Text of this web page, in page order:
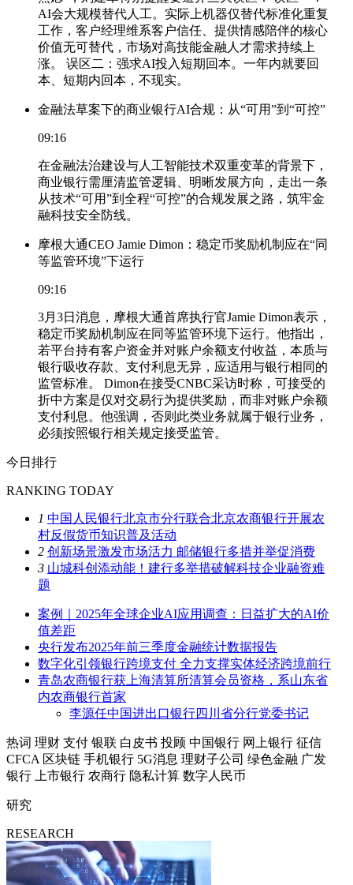
AI会大规模替代人工。实际上机器仅替代标准化重复
工作，客户经理维系客户信任、提供情感陪伴的核心
价值无可替代，市场对高技能金融人才需求持续上
涨。 误区二：强求AI投入短期回本。一年内就要回
本、短期内回本，不现实。
金融法草案下的商业银行AI合规：从“可用”到“可控”
09:16
在金融法治建设与人工智能技术双重变革的背景下，
商业银行需厘清监管逻辑、明晰发展方向，走出一条
从技术“可用”到全程“可控”的合规发展之路，筑牢金
融科技安全防线。
摩根大通CEO Jamie Dimon：稳定币奖励机制应在“同
等监管环境”下运行
09:16
3月3日消息，摩根大通首席执行官Jamie Dimon表示，
稳定币奖励机制应在同等监管环境下运行。他指出，
若平台持有客户资金并对账户余额支付收益，本质与
银行吸收存款、支付利息无异，应适用与银行相同的
监管标准。 Dimon在接受CNBC采访时称，可接受的
折中方案是仅对交易行为提供奖励，而非对账户余额
支付利息。他强调，否则此类业务就属于银行业务，
必须按照银行相关规定接受监管。
今日排行
RANKING TODAY
1 中国人民银行北京市分行联合北京农商银行开展农
村反假货币知识普及活动
2 创新场景激发市场活力 邮储银行多措并举促消费
3 山城科创添动能！建行多举措破解科技企业融资难
题
案例｜2025年全球企业AI应用调查：日益扩大的AI价
值差距
央行发布2025年前三季度金融统计数据报告
数字化引领银行跨境支付 全力支撑实体经济跨境前行
青岛农商银行获上海清算所清算会员资格，系山东省
内农商银行首家
李源任中国进出口银行四川省分行党委书记
热词 理财 支付 银联 白皮书 投顾 中国银行 网上银行 征信
CFCA 区块链 手机银行 5G消息 理财子公司 绿色金融 广发
银行
上市银行 农商行 隐私计算 数字人民币
研究
RESEARCH